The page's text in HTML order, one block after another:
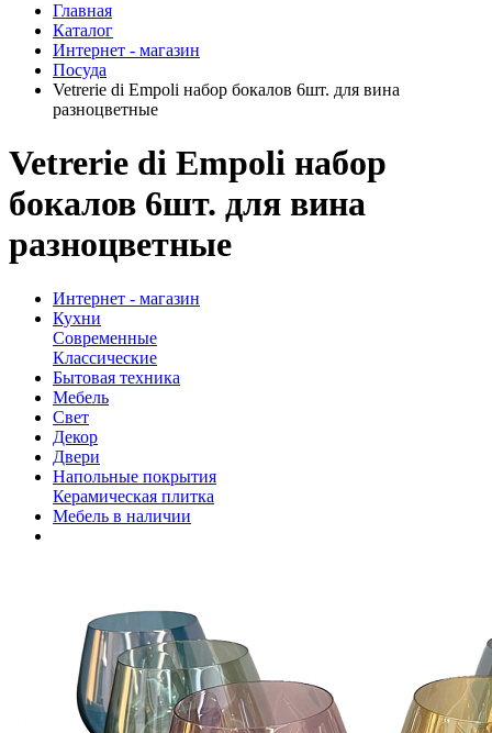
Главная
Каталог
Интернет - магазин
Посуда
Vetrerie di Empoli набор бокалов 6шт. для вина
разноцветные
Vetrerie di Empoli набор
бокалов 6шт. для вина
разноцветные
Интернет - магазин
Кухни
Современные
Классические
Бытовая техника
Мебель
Свет
Декор
Двери
Напольные покрытия
Керамическая плитка
Мебель в наличии